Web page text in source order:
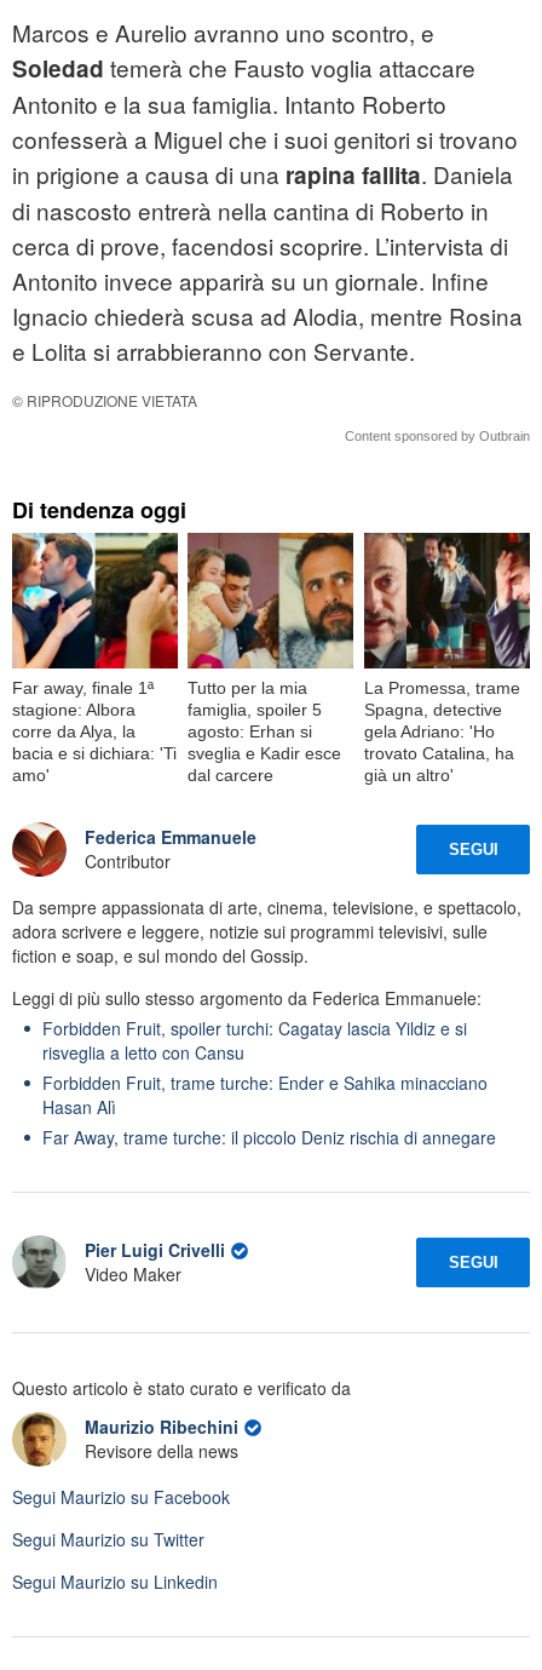
Marcos e Aurelio avranno uno scontro, e
Soledad temerà che Fausto voglia attaccare
Antonito e la sua famiglia. Intanto Roberto
confesserà a Miguel che i suoi genitori si trovano
in prigione a causa di una rapina fallita. Daniela
di nascosto entrerà nella cantina di Roberto in
cerca di prove, facendosi scoprire. L’intervista di
Antonito invece apparirà su un giornale. Infine
Ignacio chiederà scusa ad Alodia, mentre Rosina
e Lolita si arrabbieranno con Servante.
© RIPRODUZIONE VIETATA
Content sponsored by Outbrain
Di tendenza oggi
Far away, finale 1ª
stagione: Albora
corre da Alya, la
bacia e si dichiara: 'Ti
amo'
Tutto per la mia
famiglia, spoiler 5
agosto: Erhan si
sveglia e Kadir esce
dal carcere
La Promessa, trame
Spagna, detective
gela Adriano: 'Ho
trovato Catalina, ha
già un altro'
Federica Emmanuele
Contributor
SEGUI
Da sempre appassionata di arte, cinema, televisione, e spettacolo,
adora scrivere e leggere, notizie sui programmi televisivi, sulle
fiction e soap, e sul mondo del Gossip.
Leggi di più sullo stesso argomento da Federica Emmanuele:
Forbidden Fruit, spoiler turchi: Cagatay lascia Yildiz e si
risveglia a letto con Cansu
Forbidden Fruit, trame turche: Ender e Sahika minacciano
Hasan Alì
Far Away, trame turche: il piccolo Deniz rischia di annegare
Pier Luigi Crivelli
Video Maker
SEGUI
Questo articolo è stato curato e verificato da
Maurizio Ribechini
Revisore della news
Segui Maurizio su Facebook
Segui Maurizio su Twitter
Segui Maurizio su Linkedin